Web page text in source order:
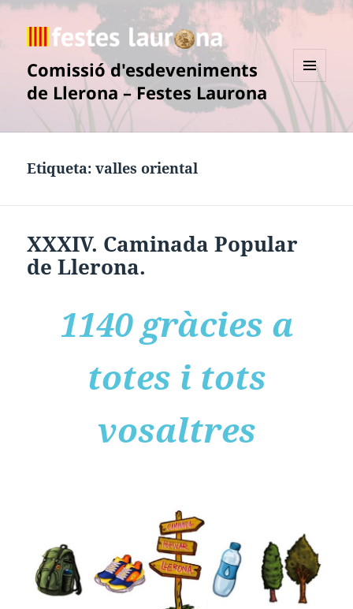
Comissió d'esdeveniments
de Llerona – Festes Laurona
MENÚ
GINYS
Etiqueta:valles oriental
XXXIV. Caminada Popular
de Llerona.
1140 gràcies a
totes i tots
vosaltres